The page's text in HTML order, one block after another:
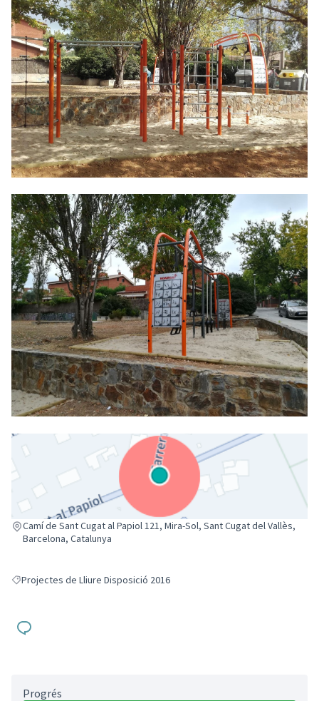
Camí de Sant Cugat al Papiol 121, Mira-Sol, Sant Cugat del Vallès,
Barcelona, Catalunya
(Enllaç extern)
Resultats en filtrar per: Projectes de Lliure Disposició 2016
Projectes de Lliure Disposició 2016
Progrés